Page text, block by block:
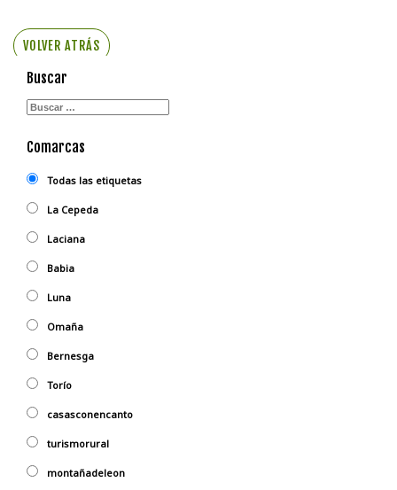
VOLVER ATRÁS
Buscar
Comarcas
Todas las etiquetas
La Cepeda
Laciana
Babia
Luna
Omaña
Bernesga
Torío
casasconencanto
turismorural
montañadeleon